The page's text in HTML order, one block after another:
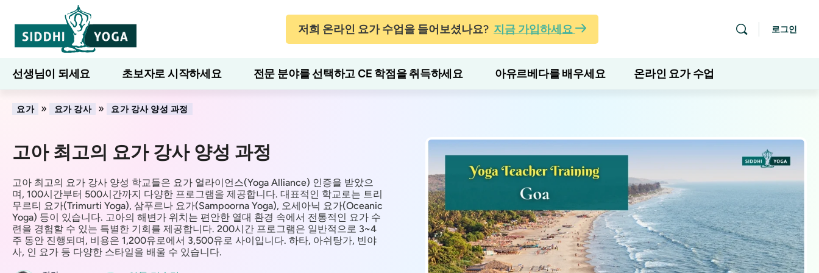
저희 온라인 요가 수업을 들어보셨나요? 지금 가입하세요 로그인
선생님이 되세요 초보자로 시작하세요 전문 분야를 선택하고 CE 학점을 취득하세요 아유르베다를 배우세요 온라인 요가 수업
7일간의 웰니스 블로그 배우다
요가 » 요가 강사 » 요가 강사 양성 과정
고아 최고의 요가 강사 양성 과정
고아 최고의 요가 강사 양성 학교들은 요가 얼라이언스(Yoga Alliance) 인증을 받았으
며, 100시간부터 500시간까지 다양한 프로그램을 제공합니다. 대표적인 학교로는 트리
무르티 요가(Trimurti Yoga), 삼푸르나 요가(Sampoorna Yoga), 오세아닉 요가(Oceanic
Yoga) 등이 있습니다. 고아의 해변가 위치는 편안한 열대 환경 속에서 전통적인 요가 수
련을 경험할 수 있는 특별한 기회를 제공합니다. 200시간 프로그램은 일반적으로 3~4
주 동안 진행되며, 비용은 1,200유로에서 3,500유로 사이입니다. 하타, 아쉬탕가, 빈야
사, 인 요가 등 다양한 스타일을 배울 수 있습니다.